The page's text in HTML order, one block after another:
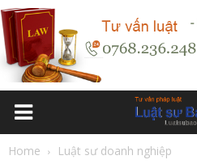
Home Luật sư doanh nghiệp